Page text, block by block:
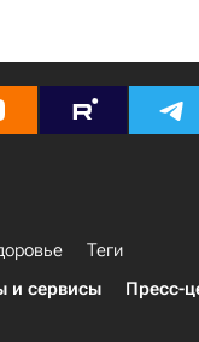
Теги
и сервисы Пресс-